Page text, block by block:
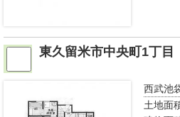
東久留米市中央町1丁目
西武池
土地面